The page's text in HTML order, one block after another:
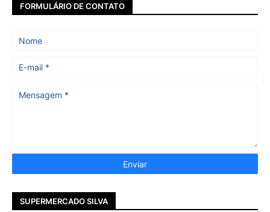
FORMULÁRIO DE CONTATO
SUPERMERCADO SILVA